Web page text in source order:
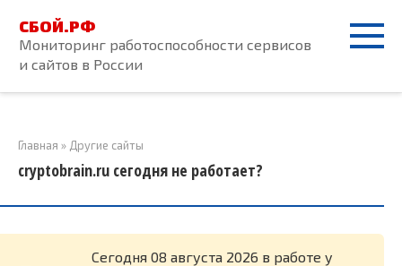
контенту
СБОЙ.РФ
Мониторинг работоспособности сервисов
и сайтов в России
Главная » Другие сайты
cryptobrain.ru сегодня не работает?
Cегодня 08 августа 2026 в работе у